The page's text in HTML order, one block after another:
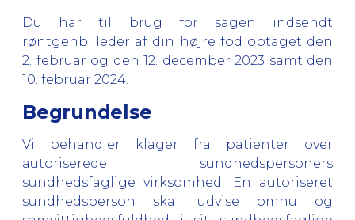
Du har til brug for sagen indsendt
røntgenbilleder af din højre fod optaget den
2. februar og den 12. december 2023 samt den
10. februar 2024.
Begrundelse
Vi behandler klager fra patienter over
autoriserede sundhedspersoners
sundhedsfaglige virksomhed. En autoriseret
sundhedsperson skal udvise omhu og